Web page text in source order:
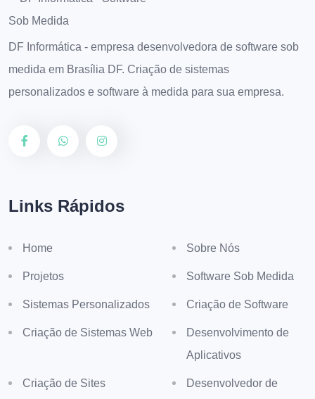
DF Informática - empresa desenvolvedora de software sob
medida em Brasília DF. Criação de sistemas
personalizados e software à medida para sua empresa.
Links Rápidos
Home Sobre Nós
Projetos Software Sob Medida
Sistemas Personalizados Criação de Software
Criação de Sistemas Web
Desenvolvimento de
Aplicativos
Criação de Sites
Desenvolvedor de